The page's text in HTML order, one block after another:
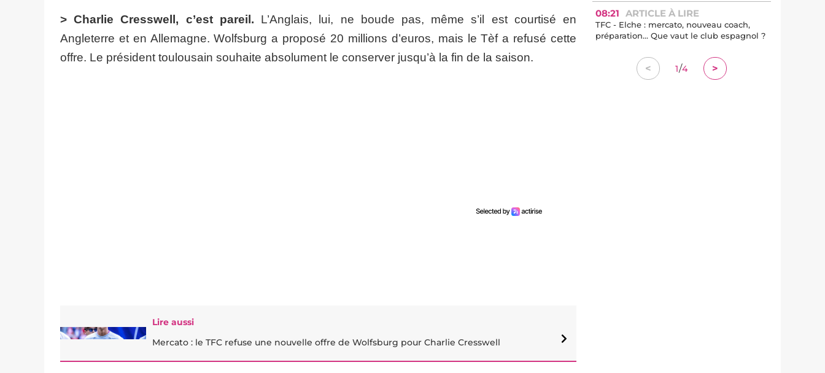
> Charlie Cresswell, c’est pareil. L’Anglais, lui, ne boude pas, même s’il est courtisé en
Angleterre et en Allemagne. Wolfsburg a proposé 20 millions d’euros, mais le Tèf a refusé cette
offre. Le président toulousain souhaite absolument le conserver jusqu’à la fin de la saison.
Lire aussi
Mercato : le TFC refuse une nouvelle offre de Wolfsburg pour Charlie Cresswell
08:21 ARTICLE À LIRE
TFC - Elche : mercato, nouveau coach,
préparation… Que vaut le club espagnol ?
< 1/4 >